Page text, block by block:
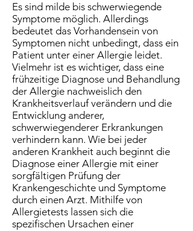
Es sind milde bis schwerwiegende
Symptome möglich. Allerdings
bedeutet das Vorhandensein von
Symptomen nicht unbedingt, dass ein
Patient unter einer Allergie leidet.
Vielmehr ist es wichtiger, dass eine
frühzeitige Diagnose und Behandlung
der Allergie nachweislich den
Krankheitsverlauf verändern und die
Entwicklung anderer,
schwerwiegenderer Erkrankungen
verhindern kann. Wie bei jeder
anderen Krankheit auch beginnt die
Diagnose einer Allergie mit einer
sorgfältigen Prüfung der
Krankengeschichte und Symptome
durch einen Arzt. Mithilfe von
Allergietests lassen sich die
spezifischen Ursachen einer